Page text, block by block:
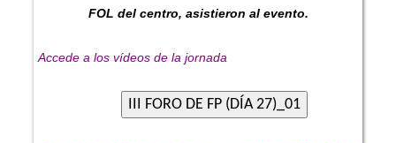
FOL del centro, asistieron al evento.
Accede a los vídeos de la jornada